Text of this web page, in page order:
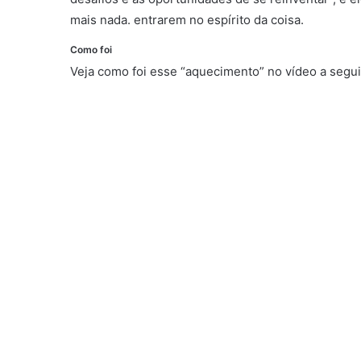
mais nada. entrarem no espírito da coisa.
Como foi
Veja como foi esse “aquecimento” no vídeo a